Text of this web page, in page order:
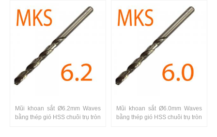
Mũi khoan sắt Ø6.2mm Waves
bằng thép gió HSS chuôi trụ tròn
Mũi khoan sắt Ø6.0mm Waves
bằng thép gió HSS chuôi trụ tròn